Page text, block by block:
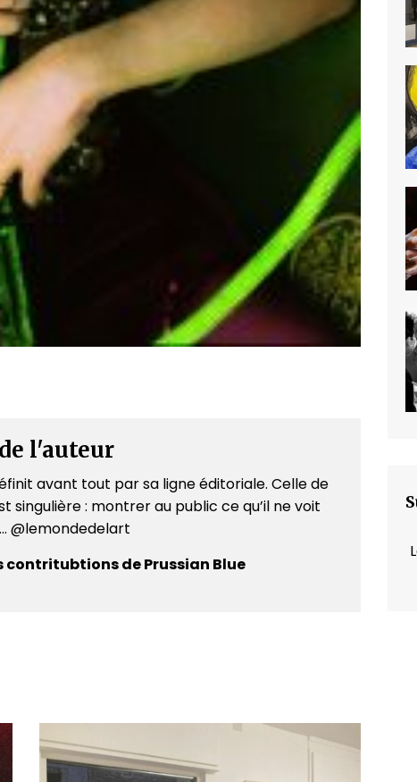
l'auteur
avant tout par sa ligne éditoriale. Celle de
singulière : montrer au public ce qu’il ne voit
@lemondedelart
contritubtions de Prussian Blue